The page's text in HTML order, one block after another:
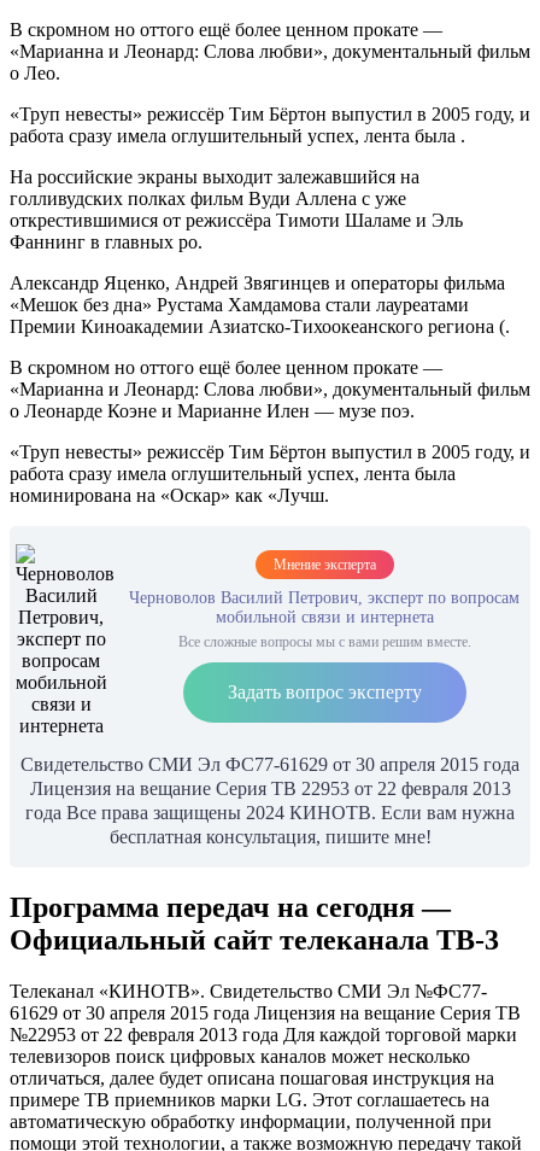
В скромном но оттого ещё более ценном прокате —
«Марианна и Леонард: Слова любви», документальный фильм
о Лео.
«Труп невесты» режиссёр Тим Бёртон выпустил в 2005 году, и
работа сразу имела оглушительный успех, лента была .
На российские экраны выходит залежавшийся на
голливудских полках фильм Вуди Аллена с уже
открестившимися от режиссёра Тимоти Шаламе и Эль
Фаннинг в главных ро.
Александр Яценко, Андрей Звягинцев и операторы фильма
«Мешок без дна» Рустама Хамдамова стали лауреатами
Премии Киноакадемии Азиатско-Тихоокеанского региона (.
В скромном но оттого ещё более ценном прокате —
«Марианна и Леонард: Слова любви», документальный фильм
о Леонарде Коэне и Марианне Илен — музе поэ.
«Труп невесты» режиссёр Тим Бёртон выпустил в 2005 году, и
работа сразу имела оглушительный успех, лента была
номинирована на «Оскар» как «Лучш.
Мнение эксперта
Черноволов Василий Петрович, эксперт по вопросам
мобильной связи и интернета
Все сложные вопросы мы с вами решим вместе.
Задать вопрос эксперту
Свидетельство СМИ Эл ФС77-61629 от 30 апреля 2015 года
Лицензия на вещание Серия ТВ 22953 от 22 февраля 2013
года Все права защищены 2024 КИНОТВ. Если вам нужна
бесплатная консультация, пишите мне!
Программа передач на сегодня —
Официальный сайт телеканала ТВ-3
Телеканал «КИНОТВ». Свидетельство СМИ Эл №ФС77-
61629 от 30 апреля 2015 года Лицензия на вещание Серия ТВ
№22953 от 22 февраля 2013 года Для каждой торговой марки
телевизоров поиск цифровых каналов может несколько
отличаться, далее будет описана пошаговая инструкция на
примере ТВ приемников марки LG. Этот соглашаетесь на
автоматическую обработку информации, полученной при
помощи этой технологии, а также возможную передачу такой